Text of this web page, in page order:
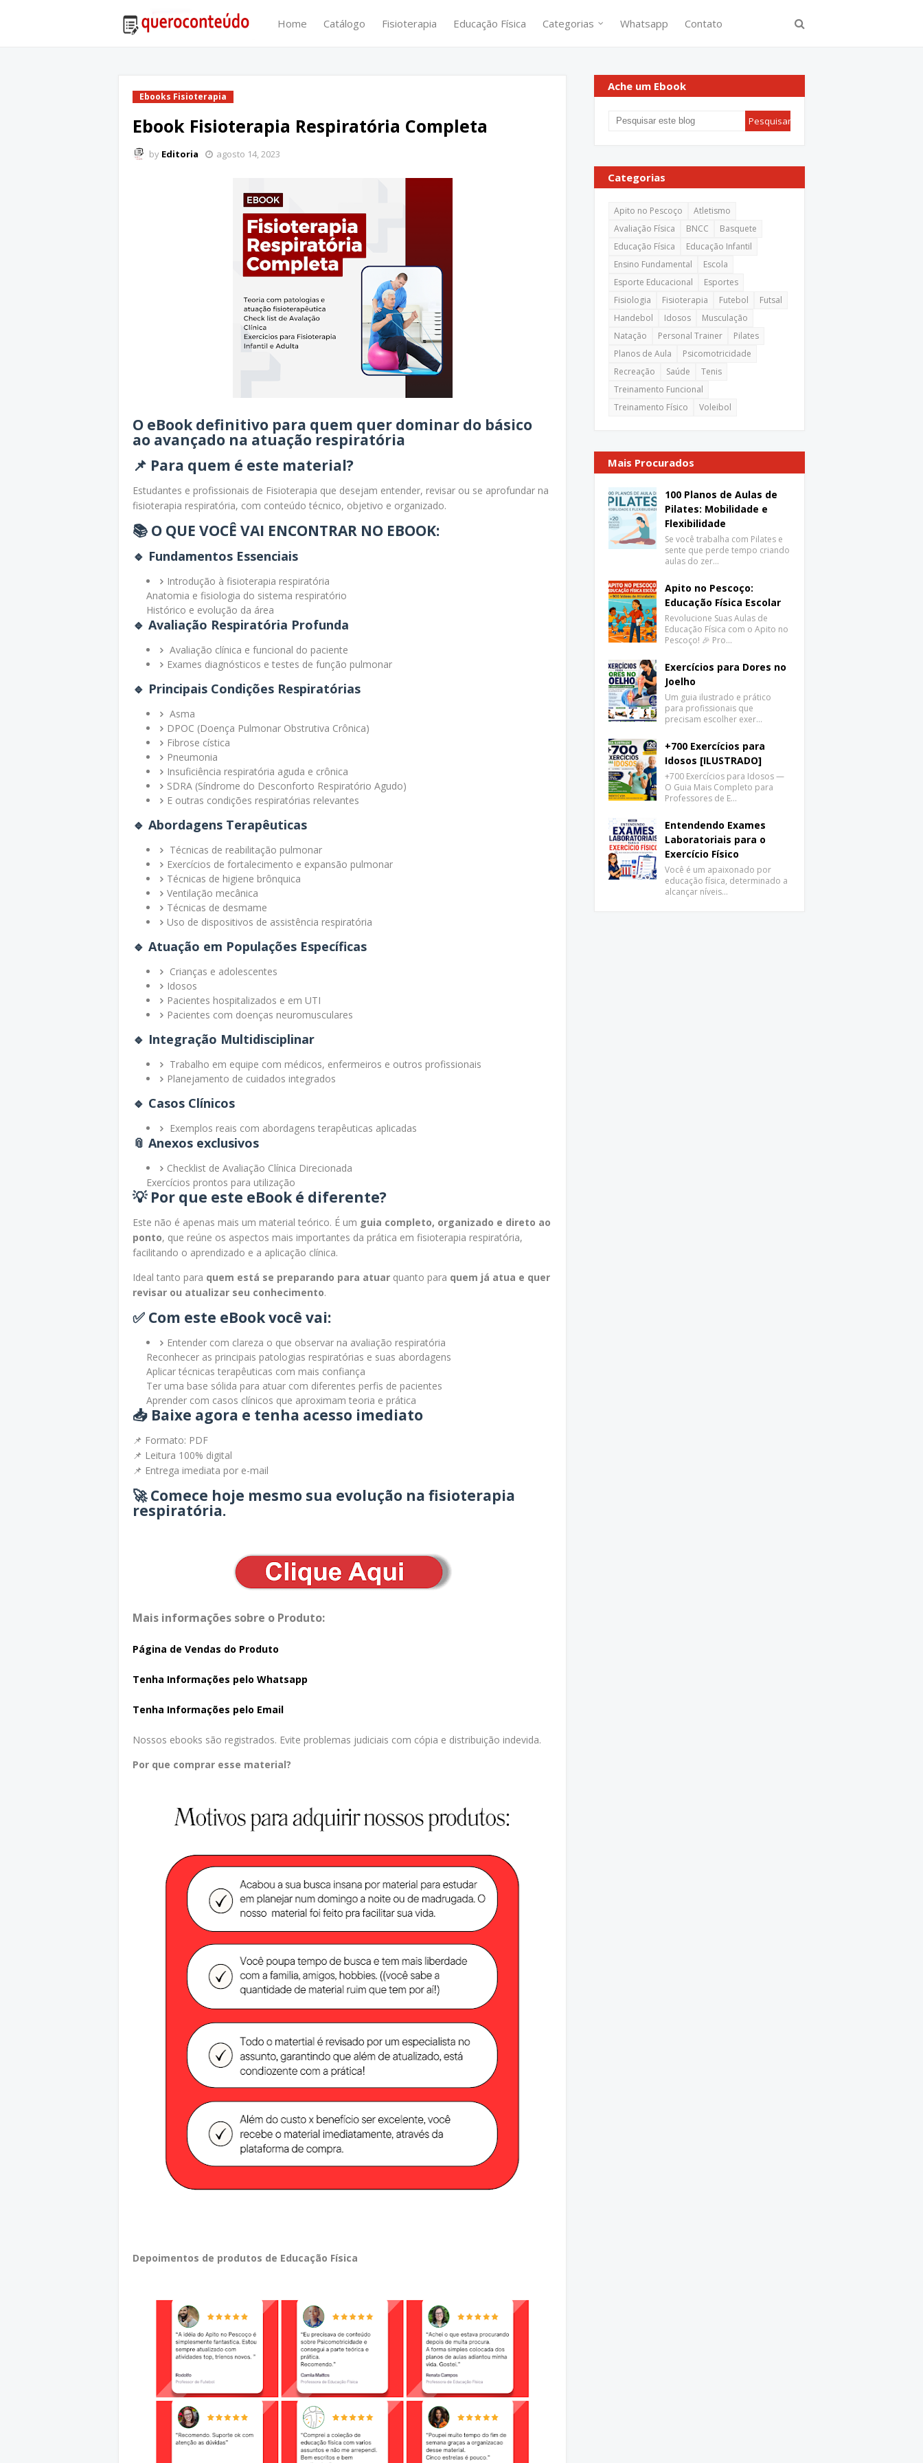
Home Catálogo Fisioterapia Educação Física Categorias Whatsapp Contato
Ebooks Fisioterapia
Ebook Fisioterapia Respiratória Completa
by Editoria agosto 14, 2023
O eBook definitivo para quem quer dominar do básico
ao avançado na atuação respiratória
📌 Para quem é este material?
Estudantes e profissionais de Fisioterapia que desejam entender, revisar ou se aprofundar na
fisioterapia respiratória, com conteúdo técnico, objetivo e organizado.
📚 O QUE VOCÊ VAI ENCONTRAR NO EBOOK:
🔹 Fundamentos Essenciais
Introdução à fisioterapia respiratória
Anatomia e fisiologia do sistema respiratório
Histórico e evolução da área
🔹 Avaliação Respiratória Profunda
Avaliação clínica e funcional do paciente
Exames diagnósticos e testes de função pulmonar
🔹 Principais Condições Respiratórias
Asma
DPOC (Doença Pulmonar Obstrutiva Crônica)
Fibrose cística
Pneumonia
Insuficiência respiratória aguda e crônica
SDRA (Síndrome do Desconforto Respiratório Agudo)
E outras condições respiratórias relevantes
🔹 Abordagens Terapêuticas
Técnicas de reabilitação pulmonar
Exercícios de fortalecimento e expansão pulmonar
Técnicas de higiene brônquica
Ventilação mecânica
Técnicas de desmame
Uso de dispositivos de assistência respiratória
🔹 Atuação em Populações Específicas
Crianças e adolescentes
Idosos
Pacientes hospitalizados e em UTI
Pacientes com doenças neuromusculares
🔹 Integração Multidisciplinar
Trabalho em equipe com médicos, enfermeiros e outros profissionais
Planejamento de cuidados integrados
🔹 Casos Clínicos
Exemplos reais com abordagens terapêuticas aplicadas
📎 Anexos exclusivos
Checklist de Avaliação Clínica Direcionada
Exercícios prontos para utilização
💡 Por que este eBook é diferente?
Este não é apenas mais um material teórico. É um guia completo, organizado e direto ao
ponto, que reúne os aspectos mais importantes da prática em fisioterapia respiratória,
facilitando o aprendizado e a aplicação clínica.
Ideal tanto para quem está se preparando para atuar quanto para quem já atua e quer
revisar ou atualizar seu conhecimento.
✅ Com este eBook você vai:
Entender com clareza o que observar na avaliação respiratória
Reconhecer as principais patologias respiratórias e suas abordagens
Aplicar técnicas terapêuticas com mais confiança
Ter uma base sólida para atuar com diferentes perfis de pacientes
Aprender com casos clínicos que aproximam teoria e prática
📥 Baixe agora e tenha acesso imediato
📌 Formato: PDF
📌 Leitura 100% digital
📌 Entrega imediata por e-mail
🚀 Comece hoje mesmo sua evolução na fisioterapia
respiratória.
Mais informações sobre o Produto:
Página de Vendas do Produto
Tenha Informações pelo Whatsapp
Tenha Informações pelo Email
Nossos ebooks são registrados. Evite problemas judiciais com cópia e distribuição indevida.
Por que comprar esse material?
Depoimentos de produtos de Educação Física
Ache um Ebook
Categorias
Apito no Pescoço
Atletismo
Avaliação Física
BNCC
Basquete
Educação Física
Educação Infantil
Ensino Fundamental
Escola
Esporte Educacional
Esportes
Fisiologia
Fisioterapia Futebol
Futsal
Handebol
Idosos
Musculação
Natação
Personal Trainer
Pilates
Planos de Aula
Psicomotricidade
Recreação
Saúde
Tenis
Treinamento Funcional
Treinamento Físico
Voleibol
Mais Procurados
100 Planos de Aulas de
Pilates: Mobilidade e
Flexibilidade
Se você trabalha com Pilates e
sente que perde tempo criando
aulas do zer…
Apito no Pescoço:
Educação Física Escolar
Revolucione Suas Aulas de
Educação Física com o Apito no
Pescoço! 🎉 Pro…
Exercícios para Dores no
Joelho
Um guia ilustrado e prático
para profissionais que
precisam escolher exer…
+700 Exercícios para
Idosos [ILUSTRADO]
+700 Exercícios para Idosos —
O Guia Mais Completo para
Professores de E…
Entendendo Exames
Laboratoriais para o
Exercício Físico
Você é um apaixonado por
educação física, determinado a
alcançar níveis…